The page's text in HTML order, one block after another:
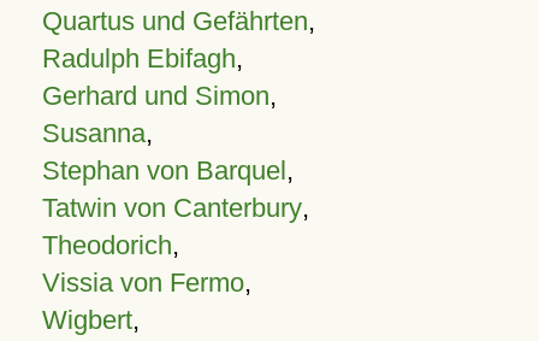
Quartus und Gefährten,
Radulph Ebifagh,
Gerhard und Simon,
Susanna,
Stephan von Barquel,
Tatwin von Canterbury,
Theodorich,
Vissia von Fermo,
Wigbert,